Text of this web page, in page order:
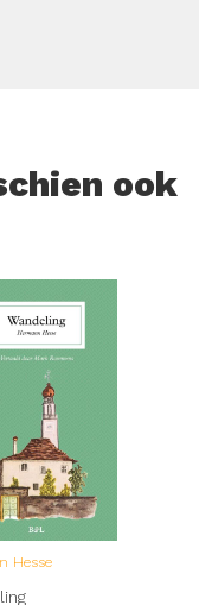
ook
Hesse